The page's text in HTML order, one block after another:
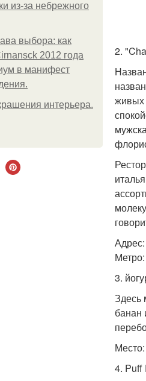
из-за небрежного
выбора: как
2012 года
в манифест
интерьера.
2.
живых
3.
Здесь
банан
4. Puff